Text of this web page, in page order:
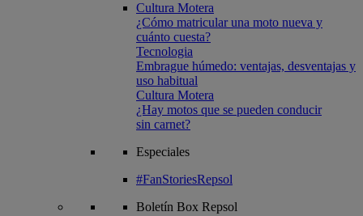
Cultura Motera
¿Cómo matricular una moto nueva y
cuánto cuesta?
Tecnologia
Embrague húmedo: ventajas, desventajas y
uso habitual
Cultura Motera
¿Hay motos que se pueden conducir
sin carnet?
Especiales
#FanStoriesRepsol
Boletín Box Repsol